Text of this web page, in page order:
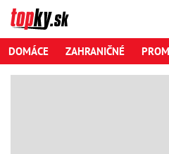
DOMÁCE ZAHRANIČNÉ